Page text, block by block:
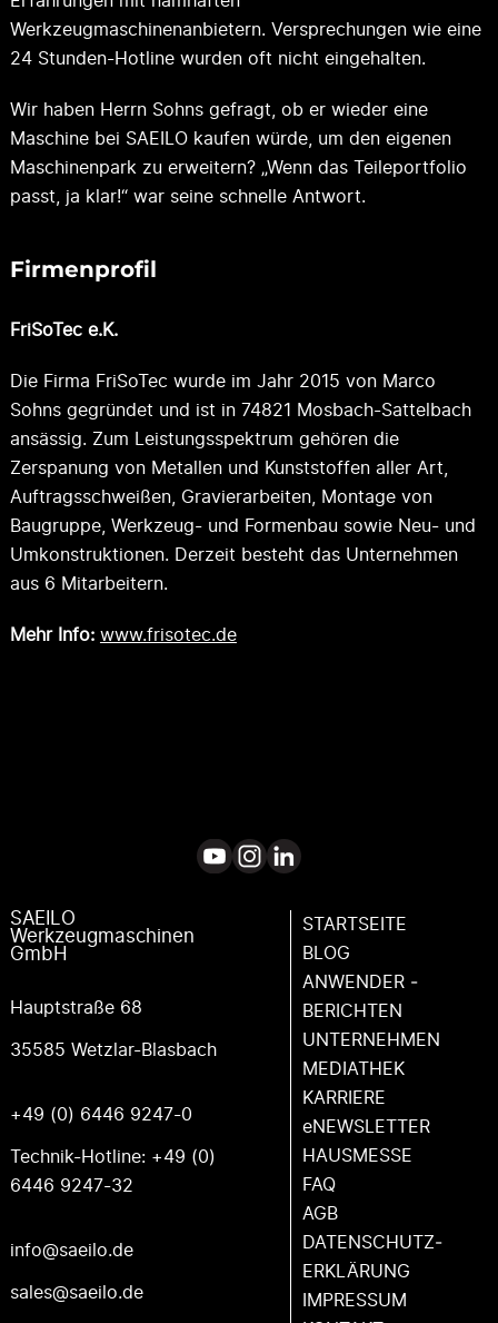
Werkzeugmaschinenanbietern. Versprechungen wie eine
24 Stunden-Hotline wurden oft nicht eingehalten.
Wir haben Herrn Sohns gefragt, ob er wieder eine
Maschine bei SAEILO kaufen würde, um den eigenen
Maschinenpark zu erweitern? „Wenn das Teileportfolio
passt, ja klar!“ war seine schnelle Antwort.
Firmenprofil
FriSoTec e.K.
Die Firma FriSoTec wurde im Jahr 2015 von Marco
Sohns gegründet und ist in 74821 Mosbach-Sattelbach
ansässig. Zum Leistungsspektrum gehören die
Zerspanung von Metallen und Kunststoffen aller Art,
Auftragsschweißen, Gravierarbeiten, Montage von
Baugruppe, Werkzeug- und Formenbau sowie Neu- und
Umkonstruktionen. Derzeit besteht das Unternehmen
aus 6 Mitarbeitern.
Mehr Info: www.frisotec.de
SAEILO
Werkzeugmaschinen
GmbH
Hauptstraße 68
35585 Wetzlar-Blasbach
+49 (0) 6446 9247-0
Technik-Hotline: +49 (0)
6446 9247-32
info@saeilo.de
sales@saeilo.de
STARTSEITE
BLOG
ANWENDER ­
BERICHTEN
UNTERNEHMEN
MEDIATHEK
KARRIERE
eNEWSLETTER
HAUSMESSE
FAQ
AGB
DATENSCHUTZ­
ERKLÄRUNG
IMPRESSUM